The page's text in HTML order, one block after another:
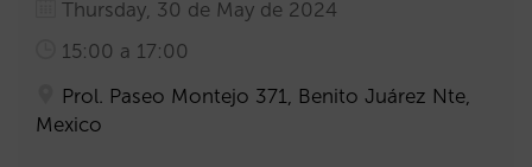
Thursday, 30 de May de 2024
15:00 a 17:00
Prol. Paseo Montejo 371, Benito Juárez Nte,
Mexico